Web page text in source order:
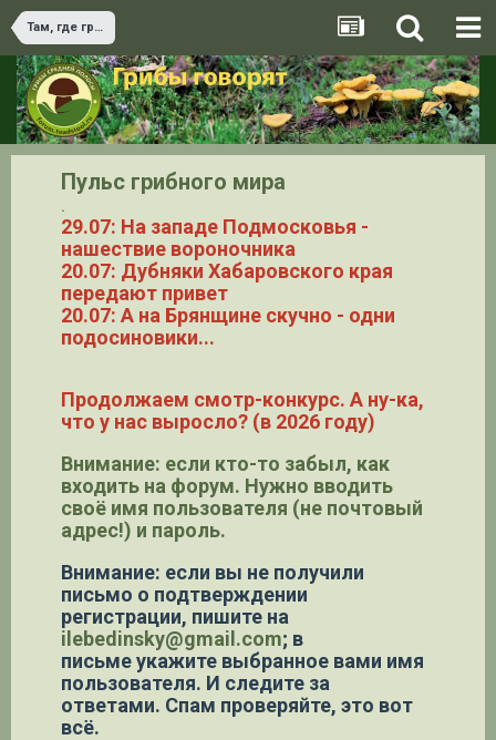
Там, где грибы. Где и когда мы встречаемся с грибами
Пульс грибного мира
.
29.07: На западе Подмосковья -
нашествие вороночника
20.07: Дубняки Хабаровского края
передают привет
20.07: А на Брянщине скучно - одни
подосиновики...
Продолжаем смотр-конкурс. А ну-ка,
что у нас выросло? (в 2026 году)
Внимание: если кто-то забыл, как
входить на форум. Нужно вводить
своё имя пользователя (не почтовый
адрес!) и пароль.
Внимание: если вы не получили
письмо о подтверждении
регистрации, пишите на
ilebedinsky@gmail.com; в
письме укажите выбранное вами имя
пользователя. И следите за
ответами. Спам проверяйте, это вот
всё.